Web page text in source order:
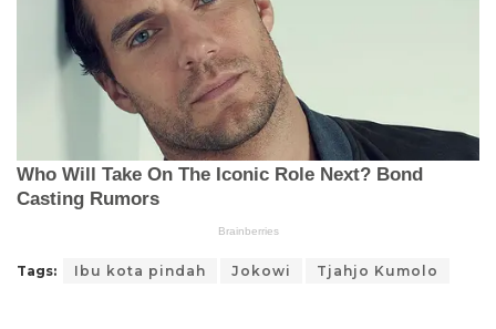
Tags: Ibu kota pindah Jokowi Tjahjo Kumolo